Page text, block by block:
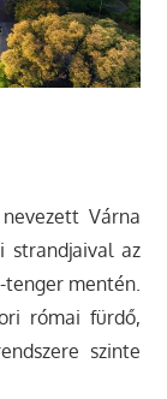
Várna
strandjaival az
tenger mentén.
római fürdő,
szinte